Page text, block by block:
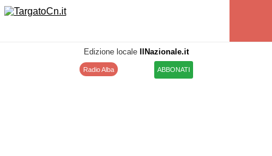
Edizione locale IlNazionale.it
Radio Alba ABBONATI